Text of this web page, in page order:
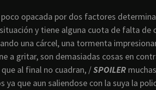
opacada por dos factores
y tiene alguna cuota de falta de
una cárcel, una tormenta
a gritar, son demasiadas cosas en
al final no cuadran, /SPOILER
que aun saliendose con la suya la